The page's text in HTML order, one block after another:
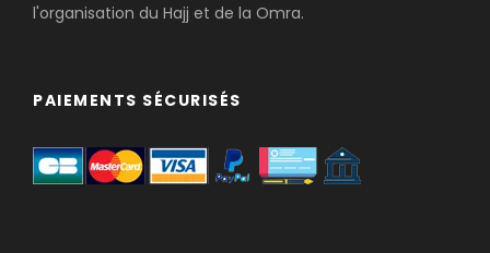
l'organisation du Hajj et de la Omra.
PAIEMENTS SÉCURISÉS